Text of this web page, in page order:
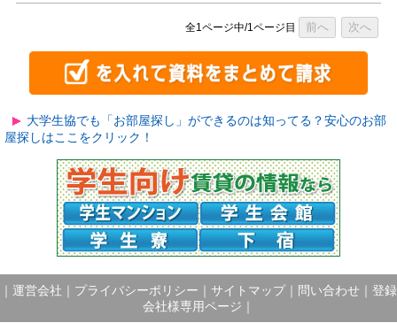
全1ページ中/1ページ目 前へ 次へ
大学生協でも「お部屋探し」ができるのは知ってる？安心のお部
屋探しはここをクリック！
運営会社 プライバシーポリシー サイトマップ｜ 問い合わせ
登録
会社様専用ページ